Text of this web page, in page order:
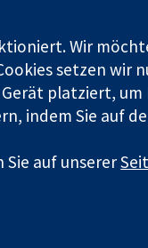
eine Gesellschaft
Wir
setzen wir
platziert,
indem Sie auf
Sie auf unserer